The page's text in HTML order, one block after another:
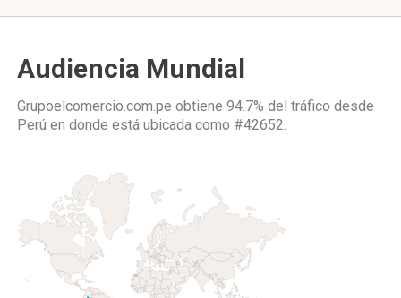
Audiencia Mundial
Grupoelcomercio.com.pe obtiene 94.7% del tráfico desde
Perú en donde está ubicada como #42652.